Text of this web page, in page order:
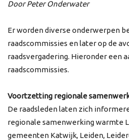
Door Peter Onderwater
Er worden diverse onderwerpen
raadscommissies en later op de
raadsvergadering. Hieronder een
raadscommissies.
Voortzetting regionale
De raadsleden laten zich
regionale samenwerking warmte
gemeenten Katwijk, Leiden,